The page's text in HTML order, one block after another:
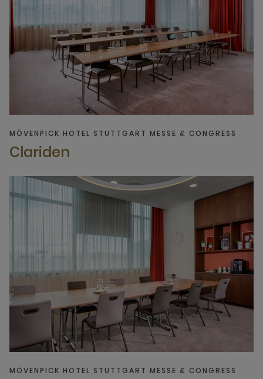
MÖVENPICK HOTEL STUTTGART MESSE & CONGRESS
Clariden
MÖVENPICK HOTEL STUTTGART MESSE & CONGRESS